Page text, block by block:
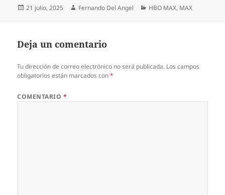
Publicado
21 julio, 2025 Autor
Fernando Del Angel Categorías
HBO MAX, MAX
Deja un comentario
Tu dirección de correo electrónico no será publicada. Los campos
obligatorios están marcados con*
COMENTARIO *